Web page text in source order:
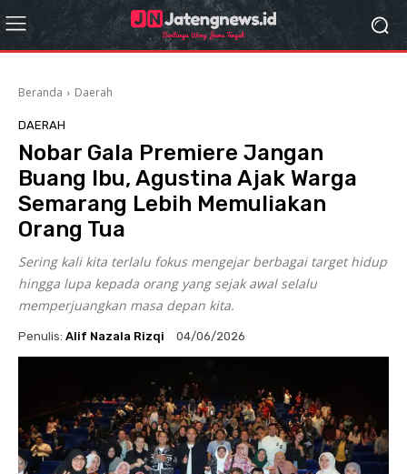
Beranda Daerah
DAERAH
Nobar Gala Premiere Jangan
Buang Ibu, Agustina Ajak Warga
Semarang Lebih Memuliakan
Orang Tua
Sering kali kita terlalu fokus mengejar berbagai target hidup
hingga lupa kepada orang yang sejak awal selalu
memperjuangkan masa depan kita.
Penulis: Alif Nazala Rizqi 04/06/2026